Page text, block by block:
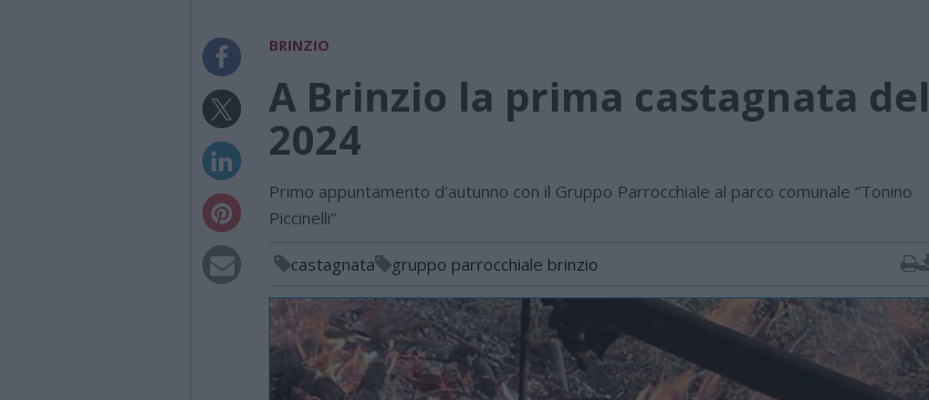
BRINZIO
A Brinzio la prima castagnata del
2024
Primo appuntamento d’autunno con il Gruppo Parrocchiale al parco comunale “Tonino
Piccinelli”
castagnata gruppo parrocchiale brinzio